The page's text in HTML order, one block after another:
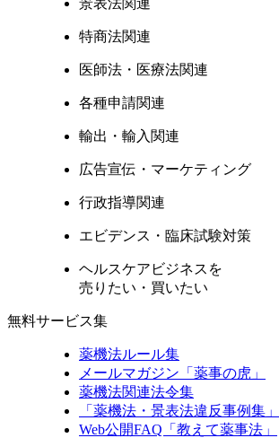
特商法関連
医師法・医療法関連
各種申請関連
輸出・輸入関連
広告宣伝・マーケティング
行政指導関連
エビデンス・臨床試験対策
ヘルスケアビジネスを
売りたい・買いたい
無料サービス集
薬機法ルール集
メールマガジン「薬事の虎」
薬機法関連法令集
「薬機法・景表法違反事例集」
Web公開FAQ「教えて薬事法」